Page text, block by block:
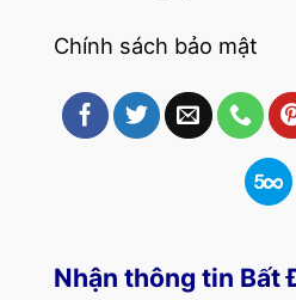
Chính sách bảo mật
Nhận thông tin Bất